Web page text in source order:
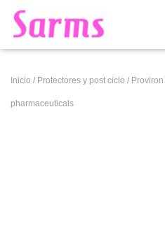
Inicio / Protectores y post ciclo / Proviron
pharmaceuticals